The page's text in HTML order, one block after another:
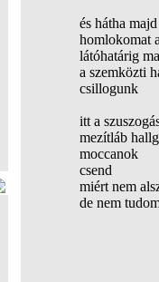
és hátha
homlokomat
látóhatárig
a szemközti
csillogunk
itt a
mezítláb
moccanok
csend
miért nem
de nem